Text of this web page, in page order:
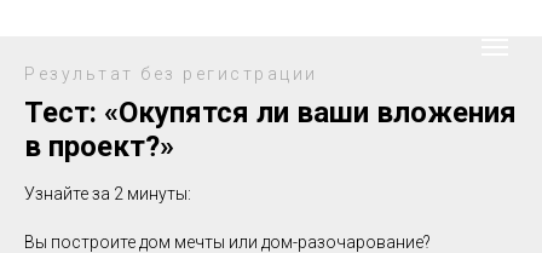
Результат без регистрации
Тест: «Окупятся ли ваши вложения
в проект?»
Узнайте за 2 минуты:
Вы построите дом мечты или дом-разочарование?